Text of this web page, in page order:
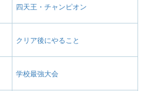
四天王・チャンピオン
クリア後にやること
学校最強大会